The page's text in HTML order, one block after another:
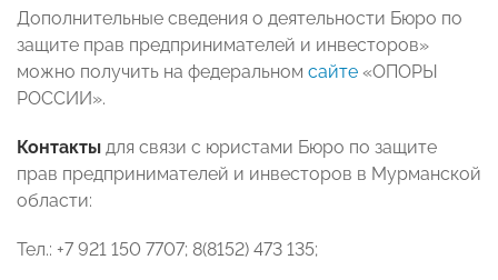
Дополнительные сведения о деятельности Бюро по
защите прав предпринимателей и инвесторов»
можно получить на федеральном сайте «ОПОРЫ
РОССИИ».
Контакты для связи с юристами Бюро по защите
прав предпринимателей и инвесторов в Мурманской
области:
Тел.: +7 921 150 7707; 8(8152) 473 135;